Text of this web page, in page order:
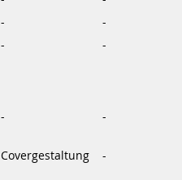
-
-
- -
- -
Covergestaltung -